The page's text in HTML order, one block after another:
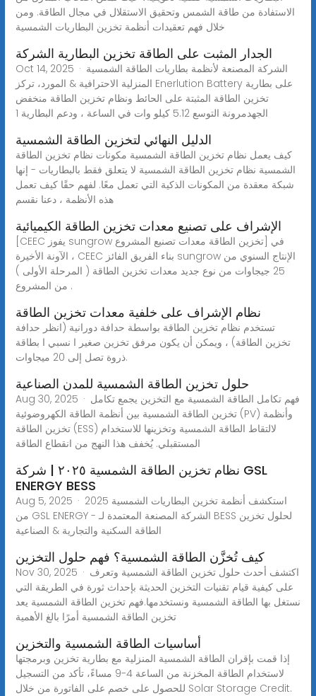
الاستفادة من طاقة الشمس وتحقيق الاستقلال في مجال الطاقة. ومن
خلال فهم تعقيدات أنظمة تخزين البطاريات الشمسية
الجدار المثبت على الطاقة تخزين البطارية الشركة
Oct 14, 2025 · الشركة المصنعة لأنظمة بطاريات الطاقة الشمسية
المنزلية الاحترافية & المورد، تركز Enerlution Battery على بطارية
تخزين الطاقة المثبتة على الحائط ونظام تخزين الطاقة منخفض
الجهدمرونة التوسع 5.12 كيلو وات في الساعة ، ودعم البطارية 1
الدليل النهائي لتخزين الطاقة الشمسية
كيف يعمل نظام تخزين الطاقة الشمسية مكونات نظام تخزين الطاقة
الشمسية نظام تخزين الطاقة الشمسية لا يتعلق فقط بالبطاريات - إنها
شبكة معقدة من المكونات الذكية التي تعمل معًا. لفهم حقًا كيف تعمل
هذه الأنظمة ، دعنا نقسم
الإشراف على تصنيع معدات تخزين الطاقة الكيميائية
[CEEC يفوز sungrow تخزين الطاقة معدات تصنيع المشروع] في
الآونة الأخيرة ، CEEC بناء الفريق الفائز sungrow الإنتاج السنوي من
25 جيجاوات من نوع جديد معدات تخزين الطاقة ( المرحلة الأولى )
من المشروع .
نظام الإشراف على خلفية معدات تخزين الطاقة
تستخدم نظام تخزين الطاقة بواسطة حدافة دورانية (انظر حدافة
تخزين الطاقة) ، ويمكن أن يكون مرفق تخزين صغير ا نسبي ا بطاقة
ذروة تصل إلى 20 ميجاوات.
حلول تخزين الطاقة الشمسية للمدن الصناعية
Aug 30, 2025 · فهم تكامل الطاقة الشمسية مع التخزين يجمع تكامل
تخزين الطاقة الشمسية بين أنظمة الطاقة الكهروضوئية (PV) وأنظمة
تخزين الطاقة (ESS) لالتقاط الطاقة الشمسية وتخزينها للاستخدام
المستقبلي. يُخفف هذا النهج من انقطاع الطاقة
نظام تخزين الطاقة الشمسية ٢٠٢٥ | شركة GSL
ENERGY BESS
Aug 5, 2025 · استكشف أنظمة تخزين البطاريات الشمسية 2025
من GSL ENERGY - الشركة المصنعة المعتمدة لـ BESS لحلول تخزين
الطاقة السكنية والتجارية & الصناعية
كيف تُخزَّن الطاقة الشمسية؟ فهم حلول التخزين
Nov 30, 2025 · اكتشف أحدث حلول تخزين الطاقة الشمسية وتعرف
على كيفية قيام تقنيات التخزين الحديثة بإحداث ثورة في الطريقة التي
نستغل بها الطاقة الشمسية ونستخدمها.فهم تخزين الطاقة الشمسية يعد
تخزين الطاقة الشمسية أمرًا بالغ الأهمية
أساسيات الطاقة الشمسية والتخزين
إذا قمت بإقران الطاقة الشمسية المنزلية مع بطارية تخزين وبرمجتها
لاستخدام الطاقة المخزنة من الساعة 4-9 مساءً، تأكد من التسجيل
للحصول على خصم على الفاتورة من خلال Solar Storage Credit.